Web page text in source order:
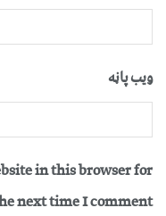
ویب پاڼه
in this browser for
next time I comment.